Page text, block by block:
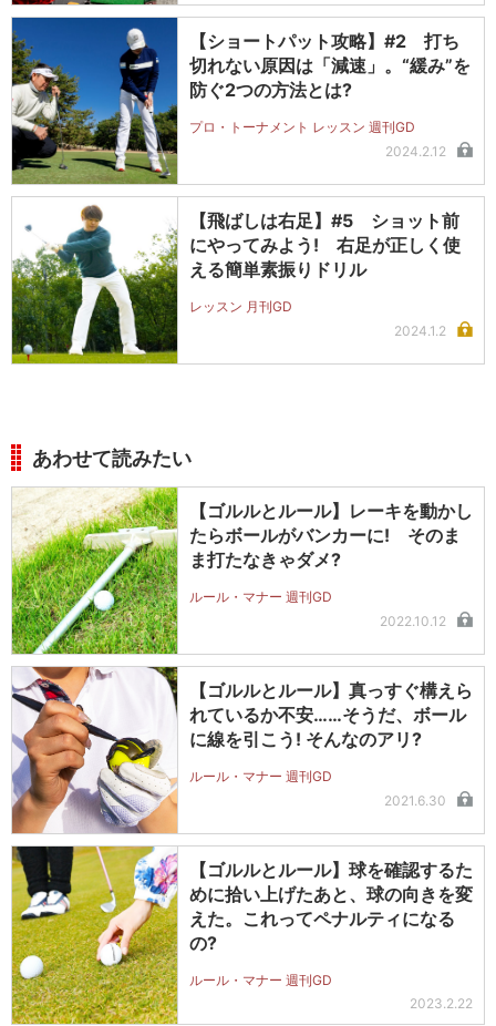
【ショートパット攻略】#2 打ち
切れない原因は「減速」。“緩み”を
防ぐ2つの方法とは?
プロ・トーナメント レッスン 週刊GD
2024.2.12
【飛ばしは右足】#5 ショット前
にやってみよう! 右足が正しく使
える簡単素振りドリル
レッスン 月刊GD
2024.1.2
あわせて読みたい
【ゴルルとルール】レーキを動かし
たらボールがバンカーに! そのま
ま打たなきゃダメ?
ルール・マナー 週刊GD
2022.10.12
【ゴルルとルール】真っすぐ構えら
れているか不安……そうだ、ボール
に線を引こう! そんなのアリ?
ルール・マナー 週刊GD
2021.6.30
【ゴルルとルール】球を確認するた
めに拾い上げたあと、球の向きを変
えた。これってペナルティになる
の?
ルール・マナー 週刊GD
2023.2.22